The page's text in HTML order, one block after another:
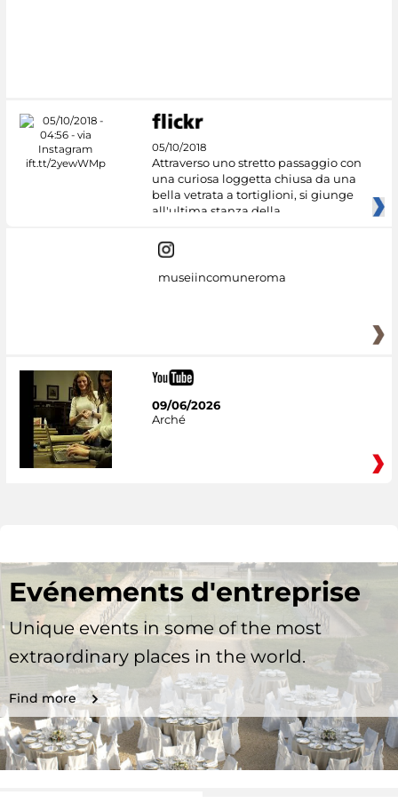
05/10/2018
Attraverso uno stretto passaggio con
una curiosa loggetta chiusa da una
bella vetrata a tortiglioni, si giunge
all'ultima stanza della
museiincomuneroma
09/06/2026
Arché
Evénements d'entreprise
Unique events in some of the most
extraordinary places in the world.
Find more